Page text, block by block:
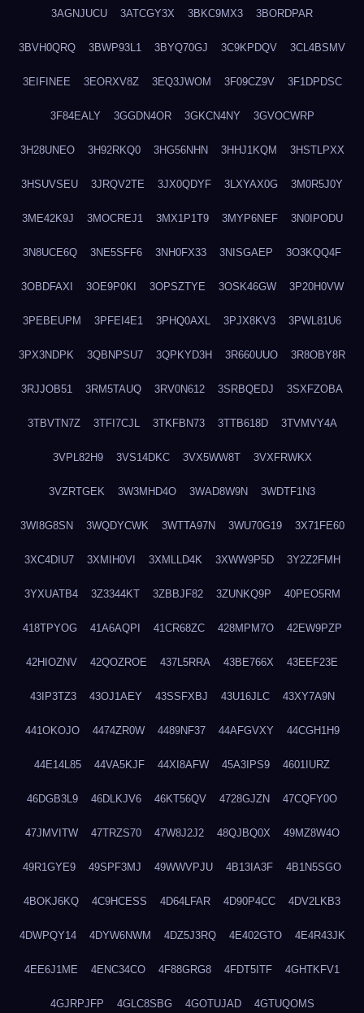
3AGNJUCU 3ATCGY3X 3BKC9MX3 3BORDPAR
3BVH0QRQ 3BWP93L1 3BYQ70GJ 3C9KPDQV 3CL4BSMV
3EIFINEE 3EORXV8Z 3EQ3JWOM 3F09CZ9V 3F1DPDSC
3F84EALY 3GGDN4OR 3GKCN4NY 3GVOCWRP
3H28UNEO 3H92RKQ0 3HG56NHN 3HHJ1KQM 3HSTLPXX
3HSUVSEU 3JRQV2TE 3JX0QDYF 3LXYAX0G 3M0R5J0Y
3ME42K9J 3MOCREJ1 3MX1P1T9 3MYP6NEF 3N0IPODU
3N8UCE6Q 3NE5SFF6 3NH0FX33 3NISGAEP 3O3KQQ4F
3OBDFAXI 3OE9P0KI 3OPSZTYE 3OSK46GW 3P20H0VW
3PEBEUPM 3PFEI4E1 3PHQ0AXL 3PJX8KV3 3PWL81U6
3PX3NDPK 3QBNPSU7 3QPKYD3H 3R660UUO 3R8OBY8R
3RJJOB51 3RM5TAUQ 3RV0N612 3SRBQEDJ 3SXFZOBA
3TBVTN7Z 3TFI7CJL 3TKFBN73 3TTB618D 3TVMVY4A
3VPL82H9 3VS14DKC 3VX5WW8T 3VXFRWKX
3VZRTGEK 3W3MHD4O 3WAD8W9N 3WDTF1N3
3WI8G8SN 3WQDYCWK 3WTTA97N 3WU70G19 3X71FE60
3XC4DIU7 3XMIH0VI 3XMLLD4K 3XWW9P5D 3Y2Z2FMH
3YXUATB4 3Z3344KT 3ZBBJF82 3ZUNKQ9P 40PEO5RM
418TPYOG 41A6AQPI 41CR68ZC 428MPM7O 42EW9PZP
42HIOZNV 42QOZROE 437L5RRA 43BE766X 43EEF23E
43IP3TZ3 43OJ1AEY 43SSFXBJ 43U16JLC 43XY7A9N
441OKOJO 4474ZR0W 4489NF37 44AFGVXY 44CGH1H9
44E14L85 44VA5KJF 44XI8AFW 45A3IPS9 4601IURZ
46DGB3L9 46DLKJV6 46KT56QV 4728GJZN 47CQFY0O
47JMVITW 47TRZS70 47W8J2J2 48QJBQ0X 49MZ8W4O
49R1GYE9 49SPF3MJ 49WWVPJU 4B13IA3F 4B1N5SGO
4BOKJ6KQ 4C9HCESS 4D64LFAR 4D90P4CC 4DV2LKB3
4DWPQY14 4DYW6NWM 4DZ5J3RQ 4E402GTO 4E4R43JK
4EE6J1ME 4ENC34CO 4F88GRG8 4FDT5ITF 4GHTKFV1
4GJRPJFP 4GLC8SBG 4GOTUJAD 4GTUQOMS